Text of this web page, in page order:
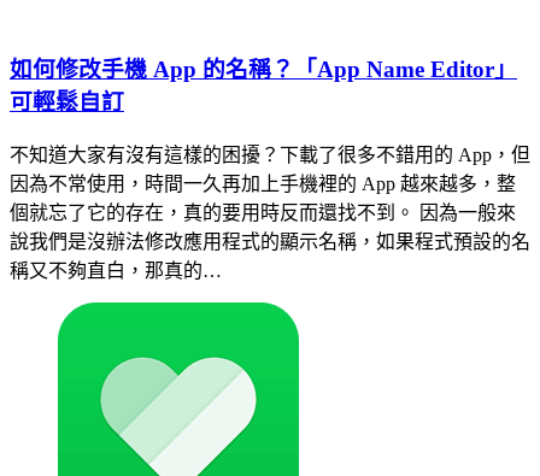
如何修改手機 App 的名稱？「App Name Editor」
可輕鬆自訂
不知道大家有沒有這樣的困擾？下載了很多不錯用的 App，但
因為不常使用，時間一久再加上手機裡的 App 越來越多，整
個就忘了它的存在，真的要用時反而還找不到。 因為一般來
說我們是沒辦法修改應用程式的顯示名稱，如果程式預設的名
稱又不夠直白，那真的…